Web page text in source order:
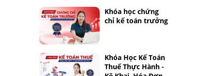
Khóa học chứng
chỉ kế toán trưởng
Khóa Học Kế Toán
Thuế Thực Hành -